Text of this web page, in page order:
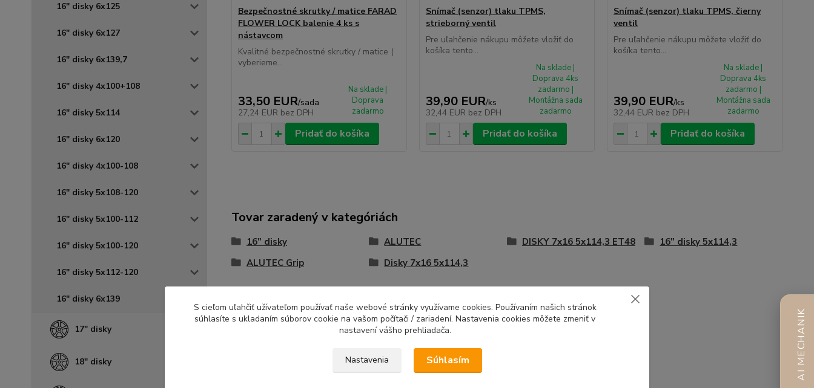
16" disky 6x125
16" disky 6x127
16" disky 6x139,7
16" disky 4x100+108
16" disky 5x114
16" disky 6x120
16" disky 4x100-108
16" disky 5x108-120
16" disky 5x100-112
16" disky 5x100-120
16" disky 5x112-120
16" disky 6x139
17" disky
18" disky
Bezpečnostné skrutky / matice FARAD
FLOWER LOCK balenie 4 ks s
nástavcom
Kvalitné bezpečnostné skrutky / matice (
vyberieme...
33,50 EUR/sada
27,24 EUR bez DPH
Na sklade |
Doprava
zadarmo
Pridať do košíka
Snímač (senzor) tlaku TPMS,
strieborný ventil
Pre uľahčenie nákupu môžete vložiť do
košíka tento...
39,90 EUR/ks
32,44 EUR bez DPH
Na sklade |
Doprava 4ks
zadarmo |
Montážna sada
zadarmo
Pridať do košíka
Snímač (senzor) tlaku TPMS, čierny
ventil
Pre uľahčenie nákupu môžete vložiť do
košíka tento...
39,90 EUR/ks
32,44 EUR bez DPH
Na sklade |
Doprava 4ks
zadarmo |
Montážna sada
zadarmo
Pridať do košíka
Tovar zaradený v kategóriách
16" disky ALUTEC DISKY 7x16 5x114,3 ET48
16" disky 5x114,3
ALUTEC Grip
Disky 7x16 5x114,3
AI MECHANIK
S cieľom uľahčiť užívateľom používať naše webové stránky využívame cookies. Používaním našich stránok
súhlasíte s ukladaním súborov cookie na vašom počítači / zariadení. Nastavenia cookies môžete zmeniť v
nastavení vášho prehliadača.
Nastavenia Súhlasím